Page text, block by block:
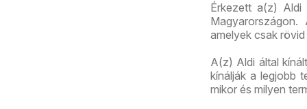
Érkezett a(z) Aldi
amelyek csak
A(z) Aldi által
kínálják a legjobb
mikor és milyen